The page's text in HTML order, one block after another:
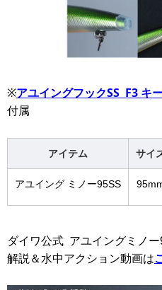
※アユイングフックSS F3 キ
付属
アイテム サイ
アユイング ミノー95SS
ダイワ公式 アユイングミノ
解説＆水中アクション動画は